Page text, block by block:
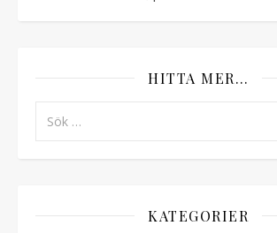
HITTA MER…
KATEGORIER